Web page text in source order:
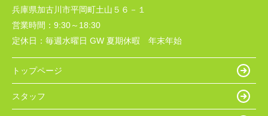
兵庫県加古川市平岡町土山５６－１
営業時間： 9:30～18:30
定休日： 毎週水曜日 GW 夏期休暇 年末年始
トップページ
スタッフ